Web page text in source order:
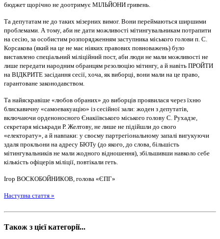
бюджет щорічно не доотримує МІЛЬЙОНИ гривень.
Та депутатам не до таких мізерних вимог. Вони переймаються ширшими
проблемами. А тому, аби не дати можливості мітингувальникам потрапити
на сесію, за особистим розпорядженням заступника міського голови п. С.
Корсакова (який на це не має ніяких правових повноважень) було
виставлено спеціальний міліційний пост, аби люди не мали можливості не
лише передати народним обранцям резолюцію мітингу, а й навіть ПРОЙТИ
на ВІДКРИТЕ засідання сесії, хоча, як виборці, вони мали на це право,
гарантоване законодавством.
Та найяскравіше «любов обраних» до виборців проявилася через їхню
блискавичну «самоевакуацію» із сесійної зали: жоден з депутатів,
включаючи орденоносного Єнакіївського міського голову С. Рухадзе,
секретаря міськради Р. Желтову, не лише не підійшли до свого
«електорату», а й навпаки: у своєму партрегіональному запалі вигукуючи
здаля прокльони на адресу БЮТу (до якого, до слова, більшість
мітингувальників не мали жодного відношення), збільшивши навколо себе
кількість офіцерів міліції, повтікали геть.
Ігор ВОСКОБОЙНИКОВ, голова «ЄПГ»
Наступна стаття »
Також з цієї категорії...